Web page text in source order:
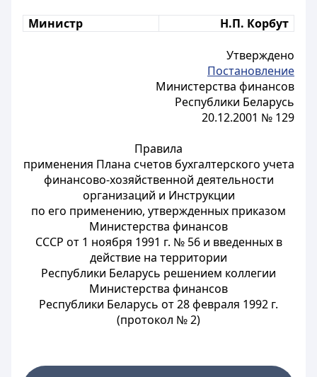
Министр Н.П. Корбут
Утверждено
Постановление
Министерства финансов
Республики Беларусь
20.12.2001 № 129
Правила
применения Плана счетов бухгалтерского учета
финансово-хозяйственной деятельности
организаций и Инструкции
по его применению, утвержденных приказом
Министерства финансов
СССР от 1 ноября 1991 г. № 56 и введенных в
действие на территории
Республики Беларусь решением коллегии
Министерства финансов
Республики Беларусь от 28 февраля 1992 г.
(протокол № 2)